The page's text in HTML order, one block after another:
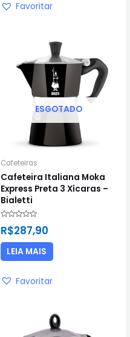
Favoritar
ESGOTADO
Cafeteiras
Cafeteira Italiana Moka
Express Preta 3 Xícaras –
Bialetti
Avaliação
0
5
R$287,90
LEIA MAIS
Favoritar